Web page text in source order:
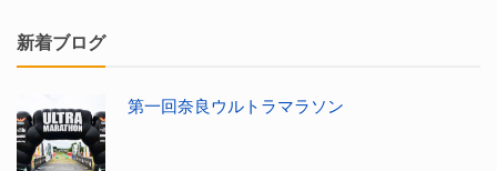
新着ブログ
第一回奈良ウルトラマラソン